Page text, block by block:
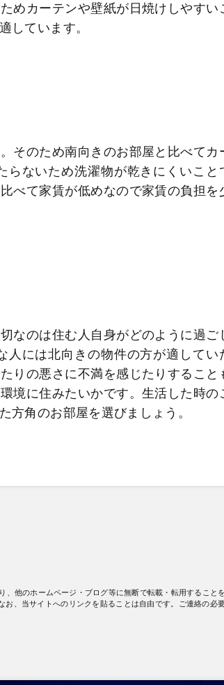
めカーテンや壁紙が日焼けしやすい
しています。
そのため南向きのお部屋と比べてカ
らないため洗濯物が乾きにくいこと
べて家賃が低めなので家賃の負担を
なのは住む人自身がどのように過ご
人には北向きの物件の方が適してい
りの悪さに不満を感じたりすること
境に住みたいかです。生活した時の
方角のお部屋を選びましょう。
他のホームページ・ブログ等に無断で転載・転用すること
、当サイトへのリンクを貼ることは自由です。ご連絡の必